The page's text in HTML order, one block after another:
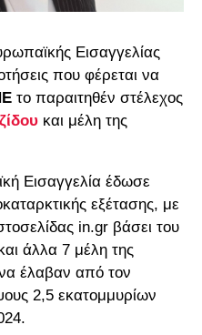
Εισαγγελίας
που φέρεται να
το παραιτηθέν στέλεχος
και μέλη της
Εισαγγελία έδωσε
εξέτασης, με
in.gr βάσει του
άλλα 7 μέλη της
να έλαβαν από τον
2,5 εκατομμυρίων